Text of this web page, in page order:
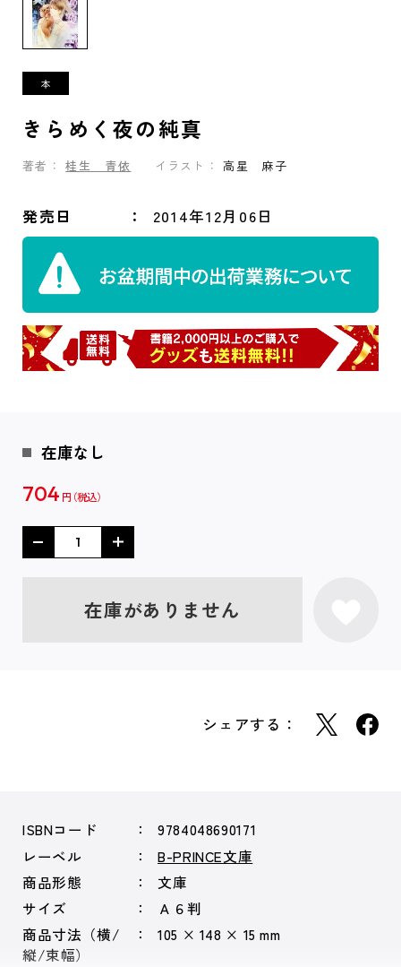
きらめく夜の純真
著者： 桂生 青依 イラスト： 高星 麻子
発売日 2014年12月06日
在庫なし
704 円
在庫がありません
シェアする：
ISBNコード
9784048690171
レーベル
B-PRINCE文庫
商品形態
文庫
サイズ
Ａ６判
商品寸法（横/
縦/束幅）
105 × 148 × 15 mm